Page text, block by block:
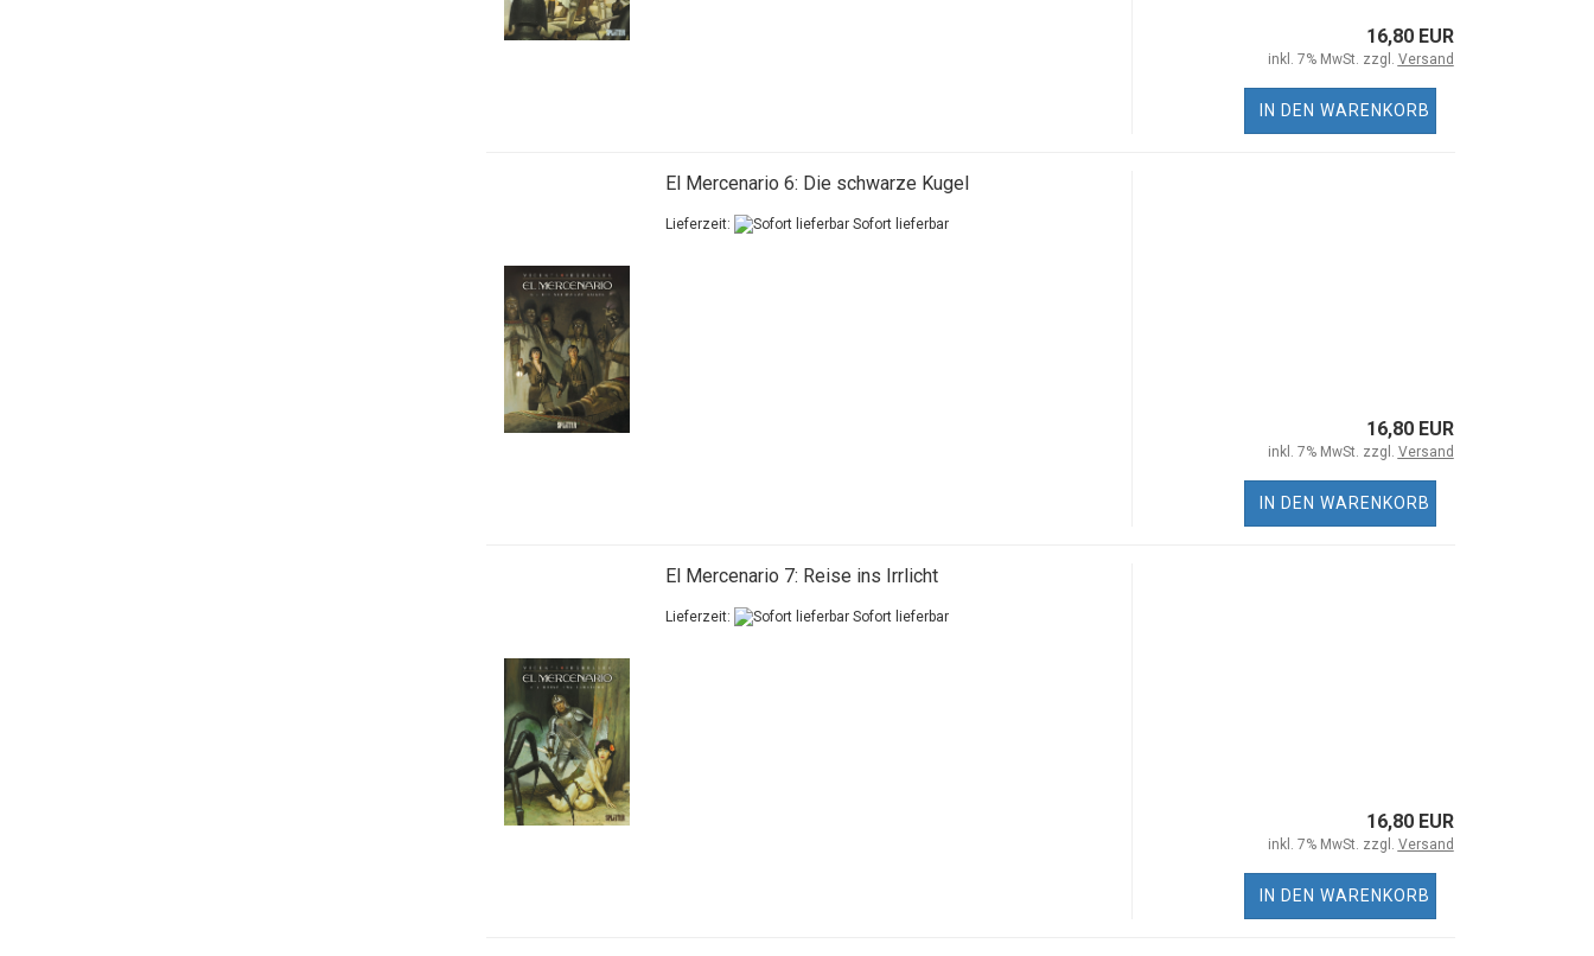
16,80 EUR
inkl. 7% MwSt. zzgl. Versand
IN DEN WARENKORB
El Mercenario 6: Die schwarze Kugel
Lieferzeit: Sofort lieferbar
16,80 EUR
inkl. 7% MwSt. zzgl. Versand
IN DEN WARENKORB
El Mercenario 7: Reise ins Irrlicht
Lieferzeit: Sofort lieferbar
16,80 EUR
inkl. 7% MwSt. zzgl. Versand
IN DEN WARENKORB